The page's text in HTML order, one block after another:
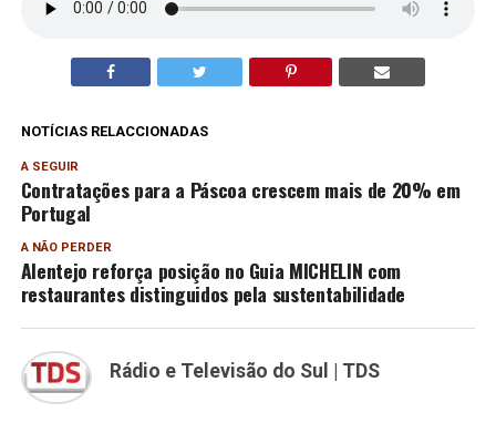
NOTÍCIAS RELACCIONADAS
A SEGUIR
Contratações para a Páscoa crescem mais de 20% em
Portugal
A NÃO PERDER
Alentejo reforça posição no Guia MICHELIN com
restaurantes distinguidos pela sustentabilidade
Rádio e Televisão do Sul | TDS